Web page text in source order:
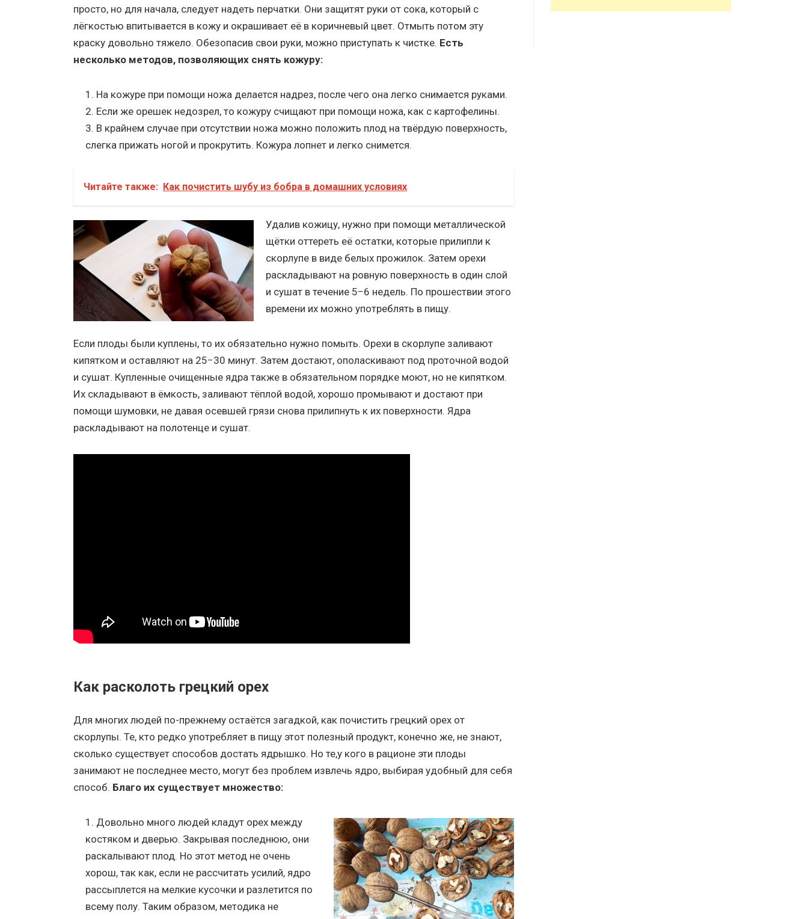
просто, но для начала, следует надеть перчатки. Они защитят руки от сока, который с
лёгкостью впитывается в кожу и окрашивает её в коричневый цвет. Отмыть потом эту
краску довольно тяжело. Обезопасив свои руки, можно приступать к чистке. Есть
несколько методов, позволяющих снять кожуру:
На кожуре при помощи ножа делается надрез, после чего она легко снимается руками.
Если же орешек недозрел, то кожуру счищают при помощи ножа, как с картофелины.
В крайнем случае при отсутствии ножа можно положить плод на твёрдую поверхность,
слегка прижать ногой и прокрутить. Кожура лопнет и легко снимется.
Читайте также: Как почистить шубу из бобра в домашних условиях
Удалив кожицу, нужно при помощи металлической
щётки оттереть её остатки, которые прилипли к
скорлупе в виде белых прожилок. Затем орехи
раскладывают на ровную поверхность в один слой
и сушат в течение 5−6 недель. По прошествии этого
времени их можно употреблять в пищу.
Если плоды были куплены, то их обязательно нужно помыть. Орехи в скорлупе заливают
кипятком и оставляют на 25−30 минут. Затем достают, ополаскивают под проточной водой
и сушат. Купленные очищенные ядра также в обязательном порядке моют, но не кипятком.
Их складывают в ёмкость, заливают тёплой водой, хорошо промывают и достают при
помощи шумовки, не давая осевшей грязи снова прилипнуть к их поверхности. Ядра
раскладывают на полотенце и сушат.
Как расколоть грецкий орех
Для многих людей по-прежнему остаётся загадкой, как почистить грецкий орех от
скорлупы. Те, кто редко употребляет в пищу этот полезный продукт, конечно же, не знают,
сколько существует способов достать ядрышко. Но те,у кого в рационе эти плоды
занимают не последнее место, могут без проблем извлечь ядро, выбирая удобный для себя
способ. Благо их существует множество:
Довольно много людей кладут орех между
костяком и дверью. Закрывая последнюю, они
раскалывают плод. Но этот метод не очень
хорош, так как, если не рассчитать усилий, ядро
рассыплется на мелкие кусочки и разлетится по
всему полу. Таким образом, методика не